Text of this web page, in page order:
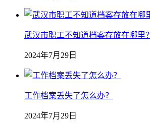
武汉市职工不知道档案存放在哪里？
2024年7月29日
工作档案丢失了怎么办？
2024年7月29日